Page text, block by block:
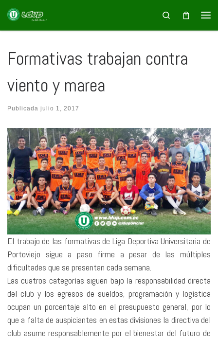
Saltar al contenido Search
Formativas trabajan contra
viento y marea
Publicada julio 1, 2017
El trabajo de las formativas de Liga Deportiva Universitaria de
Portoviejo sigue a paso firme a pesar de las múltiples
dificultades que se presentan cada semana.
Las cuatros categorías siguen bajo la responsabilidad directa
del club y los egresos de sueldos, programación y logística
ocupan un porcentaje alto en el presupuesto general, por lo
que a falta de auspiciantes en estas divisiones la directiva del
club asume responsablemente por el bienestar del futuro de